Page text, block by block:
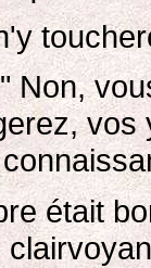
Non,
était